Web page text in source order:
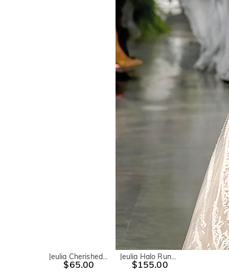
Jeulia Cherished Moment Sterling Silber Tropfenohrringe
$65.00
Jeulia Halo Rundschliff Sterling Silber Ring
$155.00